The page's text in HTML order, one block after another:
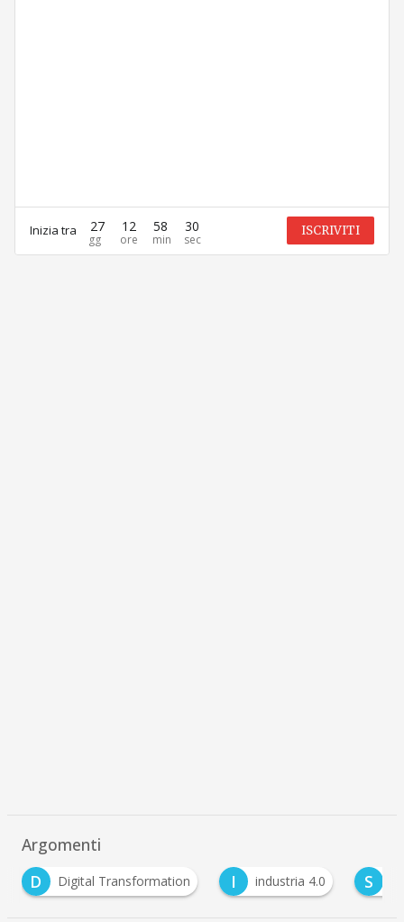
Inizia tra 27 12 58 30 ISCRIVITI
Argomenti
I industria 4.0 S Sew-Eurodrive